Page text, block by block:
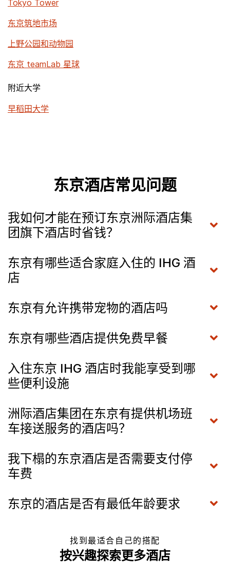
Tokyo Tower
东京筑地市场
上野公园和动物园
东京 teamLab 星球
附近大学
早稻田大学
东京酒店常见问题
我如何才能在预订东京洲际酒店集
团旗下酒店时省钱？
东京有哪些适合家庭入住的 IHG 酒
店
东京有允许携带宠物的酒店吗
东京有哪些酒店提供免费早餐
入住东京 IHG 酒店时我能享受到哪
些便利设施
洲际酒店集团在东京有提供机场班
车接送服务的酒店吗？
我下榻的东京酒店是否需要支付停
车费
东京的酒店是否有最低年龄要求
找到最适合自己的搭配
按兴趣探索更多酒店